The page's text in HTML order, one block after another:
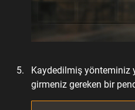
Kaydedilmiş yönteminiz
girmeniz gereken bir